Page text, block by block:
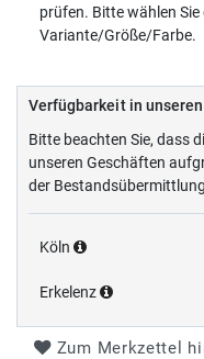
prüfen. Bitte wählen
Variante/Größe/Farbe.
Verfügbarkeit in
Bitte beachten Sie, dass
unseren Geschäften
der
Köln
Erkelenz
Zum Merkzettel